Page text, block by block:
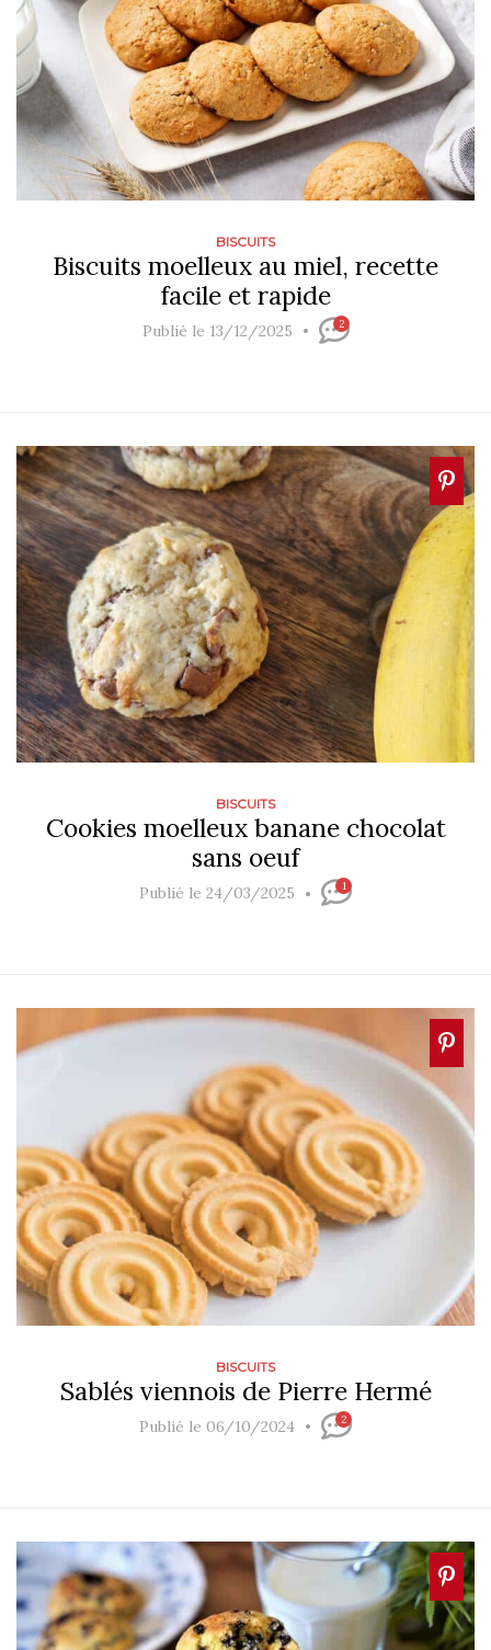
BISCUITS
Biscuits moelleux au miel, recette
facile et rapide
Publié le 13/12/2025 2
BISCUITS
Cookies moelleux banane chocolat
sans oeuf
Publié le 24/03/2025 1
BISCUITS
Sablés viennois de Pierre Hermé
Publié le 06/10/2024 2